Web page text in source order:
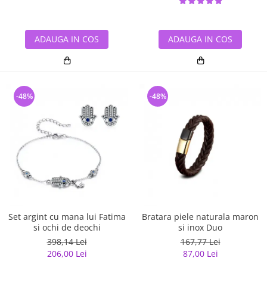
ADAUGA IN COS ADAUGA IN COS
Set argint cu mana lui Fatima
si ochi de deochi
398,14 Lei
206,00 Lei
-48%
Bratara piele naturala maron
si inox Duo
167,77 Lei
87,00 Lei
-48%